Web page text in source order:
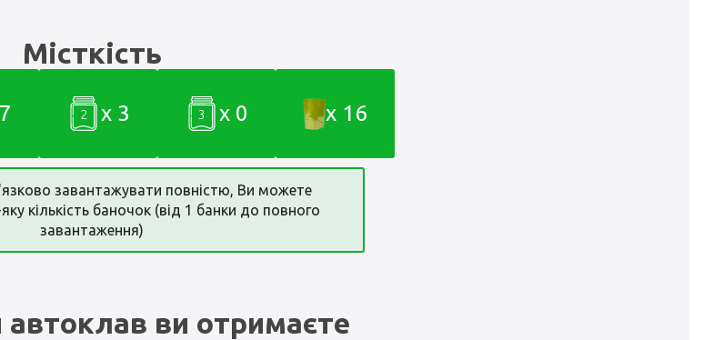
Місткість
2 x 3 3 x 0 x 16
завантажувати повністю, Ви можете
кількість баночок (від 1 банки до повного
завантаження)
ви отримаєте